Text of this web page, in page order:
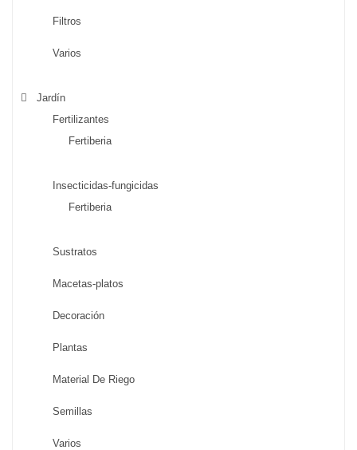
Filtros
Varios
Jardín
Fertilizantes
Fertiberia
Insecticidas-fungicidas
Fertiberia
Sustratos
Macetas-platos
Decoración
Plantas
Material De Riego
Semillas
Varios